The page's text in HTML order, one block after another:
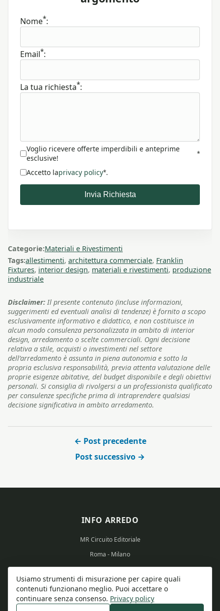
Nome*:
Email*:
La tua richiesta*:
Voglio ricevere offerte imperdibili e anteprime
esclusive!
*
Accetto laprivacy policy*.
Invia Richiesta
Categorie:Materiali e Rivestimenti
Tags:allestimenti, architettura commerciale, Franklin
Fixtures, interior design, materiali e rivestimenti, produzione
industriale
Disclaimer: Il presente contenuto (incluse informazioni,
suggerimenti ed eventuali analisi di tendenze) è fornito a scopo
esclusivamente informativo e didattico, e non costituisce in
alcun modo consulenza personalizzata in ambito di interior
design, arredamento o scelte commerciali. Ogni decisione
relativa a stile, acquisti o investimenti nel settore
dell’arredamento è assunta in piena autonomia e sotto la
propria esclusiva responsabilità, previa attenta valutazione delle
proprie esigenze abitative, del budget disponibile e degli obiettivi
personali. Si consiglia di rivolgersi a un professionista qualificato
per consulenze specifiche prima di intraprendere qualsiasi
decisione significativa in ambito arredamento.
← Post precedente
Post successivo →
INFO ARREDO
MR Circuito Editoriale
Roma - Milano
Partita IVA: 15569351008
Usiamo strumenti di misurazione per capire quali
contenuti funzionano meglio. Puoi accettare o
continuare senza consenso. Privacy policy